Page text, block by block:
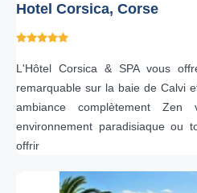
Hotel Corsica, Corse
L'Hôtel Corsica & SPA vous
remarquable sur la baie de Calvi
ambiance complètement
environnement paradisiaque ou
offrir